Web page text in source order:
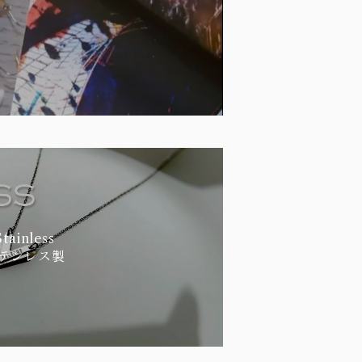
ンレス製